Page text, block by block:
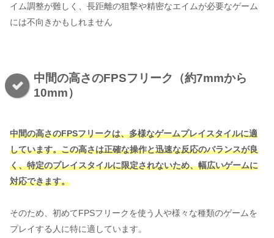
イム調整が難しく、長距離の狙撃や精密なエイムが必要なゲーム
には不向きかもしれません
中間の高さのFPSフリーク（約7mmから
10mm）
中間の高さのFPSフリークは、多様なゲームプレイスタイルに適
しています。この高さは正確な操作と迅速な反応のバランスが良
く、特定のプレイスタイルに限定されないため、幅広いゲームに
対応できます。
そのため、初めてFPSフリークを使う人や様々な種類のゲームを
プレイする人に特に適しています。